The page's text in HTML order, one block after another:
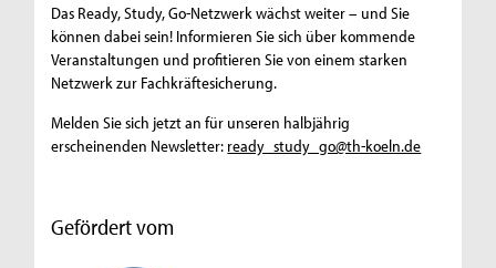
Das Ready, Study, Go-Netzwerk wächst weiter – und Sie
können dabei sein! Informieren Sie sich über kommende
Veranstaltungen und profitieren Sie von einem starken
Netzwerk zur Fachkräftesicherung.
Melden Sie sich jetzt an für unseren halbjährig
erscheinenden Newsletter: ready_study_go@th-koeln.de
Gefördert vom